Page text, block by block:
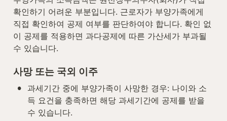
확인하기 어려운 부분입니다. 근로자가 부양가족에게
직접 확인하여 공제 여부를 판단하여야 합니다. 확인 없
이 공제를 적용하면 과다공제에 따른 가산세가 부과될
수 있습니다.
사망 또는 국외 이주
•
과세기간 중에 부양가족이 사망한 경우: 나이와 소
득 요건을 충족하면 해당 과세기간에 공제를 받을
수 있습니다.